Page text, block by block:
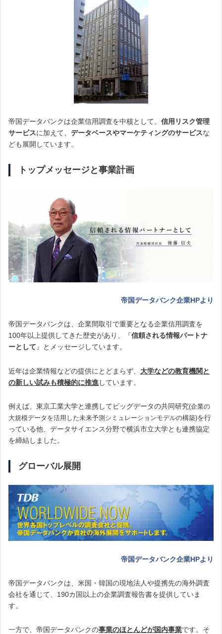
帝国データバンクは企業信用調査を中核として、 信用リスク管理
サービスに加えて、 データベースやマーケティングのサービスな
ども展開しています。
トップメッセージと事業計画
帝国データバンク企業HPより
帝国データバンクは、企業間取引で重要となる企業信用調査を
100年以上提供してきた歴史があり、『信頼される情報パートナ
ーとして』とメッセージしています。
近年は企業情報などの提供にとどまらず、 大学などの教育機関と
の新しい試みも積極的に推進 しています。
例えば、東京工業大学と連携してビッグデータの共同研究(企業の
大規模データを活用した未来予測シミュレーションモデルの構築)を行
っている他、データサイエンス分野で横浜市立大学とも連携協定
を締結しました。
グローバル展開
帝国データバンク企業HPより
帝国データバンクは、米国・韓国の現地法人や提携先の海外調査
会社を通じて、190カ国以上の企業調査報告書を提供していま
す。
一方で、帝国データバンクの事業のほとんどが国内事業です。そ